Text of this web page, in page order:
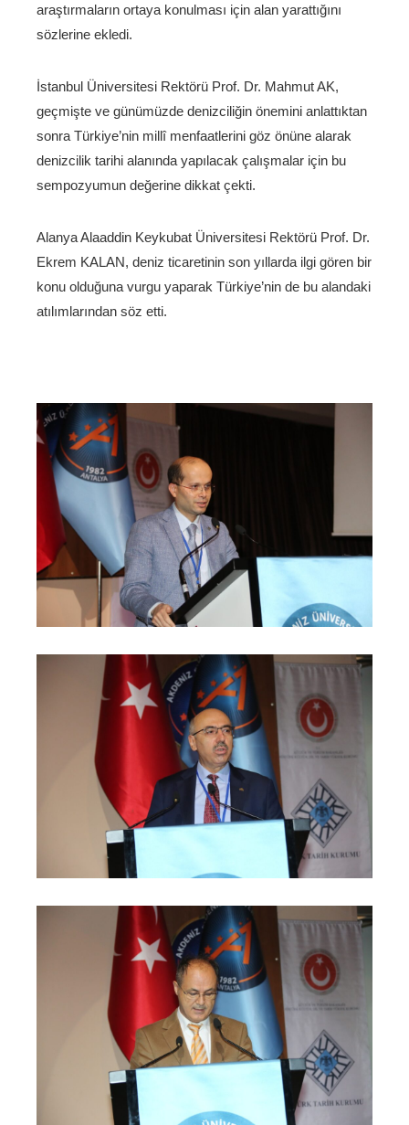
araştırmaların ortaya konulması için alan yarattığını
sözlerine ekledi.
İstanbul Üniversitesi Rektörü Prof. Dr. Mahmut AK,
geçmişte ve günümüzde denizciliğin önemini anlattıktan
sonra Türkiye’nin millî menfaatlerini göz önüne alarak
denizcilik tarihi alanında yapılacak çalışmalar için bu
sempozyumun değerine dikkat çekti.
Alanya Alaaddin Keykubat Üniversitesi Rektörü Prof. Dr.
Ekrem KALAN, deniz ticaretinin son yıllarda ilgi gören bir
konu olduğuna vurgu yaparak Türkiye’nin de bu alandaki
atılımlarından söz etti.